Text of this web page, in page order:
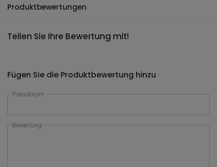
Produktbewertungen
Teilen Sie Ihre Bewertung mit!
Fügen Sie die Produktbewertung hinzu
Pseudonym
Bewertung